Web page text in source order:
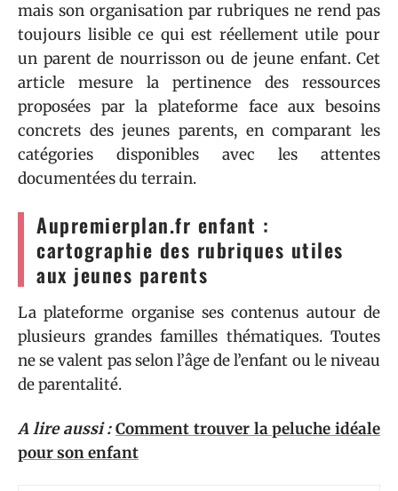
mais son organisation par rubriques ne rend pas
toujours lisible ce qui est réellement utile pour
un parent de nourrisson ou de jeune enfant. Cet
article mesure la pertinence des ressources
proposées par la plateforme face aux besoins
concrets des jeunes parents, en comparant les
catégories disponibles avec les attentes
documentées du terrain.
Aupremierplan.fr enfant :
cartographie des rubriques utiles
aux jeunes parents
La plateforme organise ses contenus autour de
plusieurs grandes familles thématiques. Toutes
ne se valent pas selon l’âge de l’enfant ou le niveau
de parentalité.
A lire aussi : Comment trouver la peluche idéale
pour son enfant